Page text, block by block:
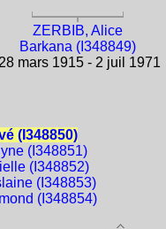
ZERBIB, Alice
Barkana (I348849)
28 mars 1915 - 2 juil 1971
(I348850)
(I348851)
(I348852)
(I348853)
(I348854)